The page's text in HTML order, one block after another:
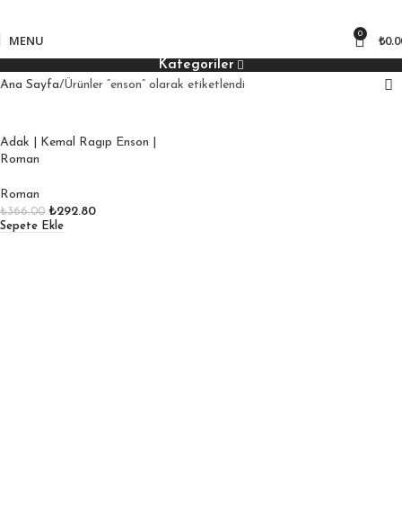
MENU 0 ₺
Kategoriler
Ana Sayfa Ürünler “enson” olarak etiketlendi
Adak | Kemal Ragıp Enson |
Roman
Roman
₺366.00 ₺292.80
Sepete Ekle